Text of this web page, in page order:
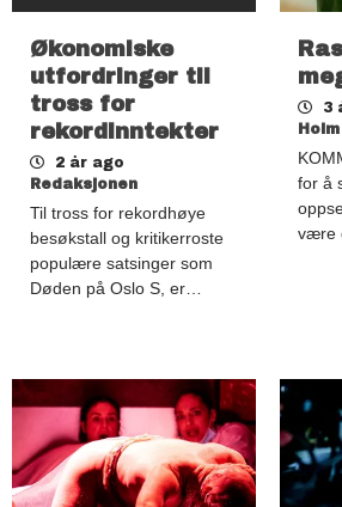
Økonomiske
utfordringer til
tross for
rekordinntekter
2 år ago
Redaksjonen
Til tross for rekordhøye
besøkstall og kritikerroste
populære satsinger som
Døden på Oslo S, er…
3
Holm
for å
være